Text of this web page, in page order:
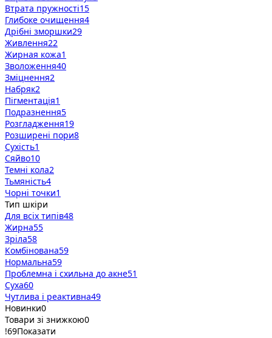
Втрата пружності15
Глибоке очищення4
Дрібні зморшки29
Живлення22
Жирная кожа1
Зволоження40
Зміцнення2
Набряк2
Пігментація1
Подразнення5
Розгладження19
Розширені пори8
Сухість1
Сяйво10
Темні кола2
Тьмяність4
Чорні точки1
Тип шкіри
Для всіх типів48
Жирна55
Зріла58
Комбінована59
Нормальна59
Проблемна і схильна до акне51
Суха60
Чутлива і реактивна49
Новинки0
Товари зі знижкою0
!69Показати